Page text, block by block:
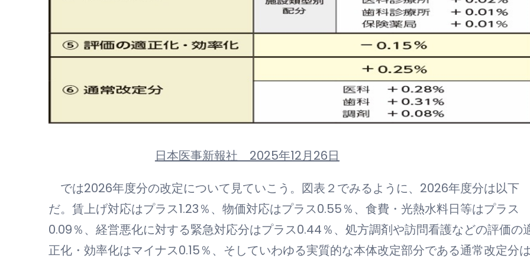
日本医事新報社 2025年12月26日
では2026年度分の改定について見ていこう。図表２でみるように、2026年度分は以下
だ。賃上げ対応はプラス1.23％、物価対応はプラス0.55％、食費・光熱水料日等はプラス
0.09％、経営悪化に対する緊急対応分はプラス0.44％、処方調剤や訪問看護などの評価の
正化・効率化はマイナス0.15％、そしていわゆる実質的な本体改定部分である通常改定分